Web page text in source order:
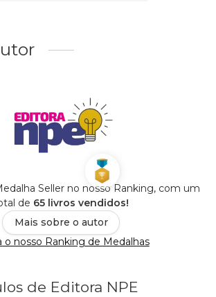
Seller no nosso Ranking, com um
de 65 livros vendidos!
Mais sobre o autor
o nosso Ranking de Medalhas
de Editora NPE